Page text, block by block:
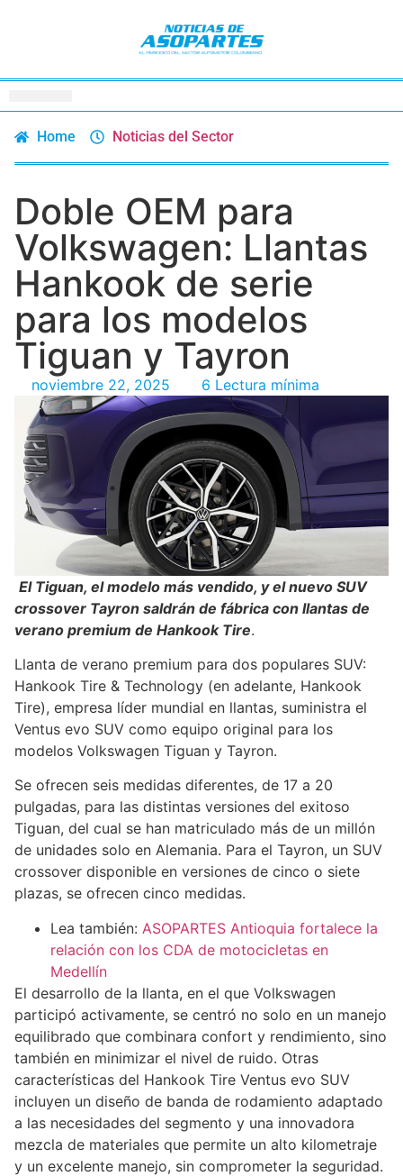
Home Noticias del Sector
Doble OEM para
Volkswagen: Llantas
Hankook de serie
para los modelos
Tiguan y Tayron
noviembre 22, 2025 6 Lectura mínima
El Tiguan, el modelo más vendido, y el nuevo SUV
crossover Tayron saldrán de fábrica con llantas de
verano premium de Hankook Tire.
Llanta de verano premium para dos populares SUV:
Hankook Tire & Technology (en adelante, Hankook
Tire), empresa líder mundial en llantas, suministra el
Ventus evo SUV como equipo original para los
modelos Volkswagen Tiguan y Tayron.
Se ofrecen seis medidas diferentes, de 17 a 20
pulgadas, para las distintas versiones del exitoso
Tiguan, del cual se han matriculado más de un millón
de unidades solo en Alemania. Para el Tayron, un SUV
crossover disponible en versiones de cinco o siete
plazas, se ofrecen cinco medidas.
Lea también: ASOPARTES Antioquia fortalece la
relación con los CDA de motocicletas en
Medellín
El desarrollo de la llanta, en el que Volkswagen
participó activamente, se centró no solo en un manejo
equilibrado que combinara confort y rendimiento, sino
también en minimizar el nivel de ruido. Otras
características del Hankook Tire Ventus evo SUV
incluyen un diseño de banda de rodamiento adaptado
a las necesidades del segmento y una innovadora
mezcla de materiales que permite un alto kilometraje
y un excelente manejo, sin comprometer la seguridad.